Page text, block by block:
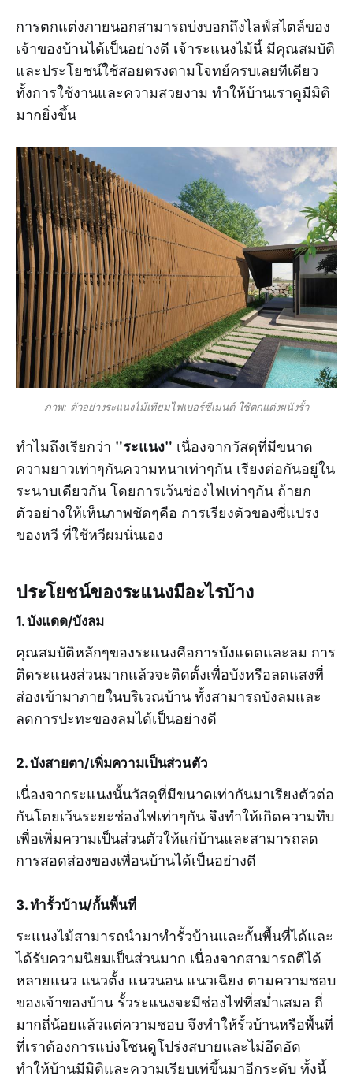
การตกแต่งภายนอกสามารถบ่งบอกถึงไลฟ์สไตล์ของ
เจ้าของบ้านได้เป็นอย่างดี เจ้าระแนงไม้นี้ มีคุณสมบัติ
และประโยชน์ใช้สอยตรงตามโจทย์ครบเลยทีเดียว
ทั้งการใช้งานและความสวยงาม ทำให้บ้านเราดูมีมิติ
มากยิ่งขึ้น
ภาพ: ตัวอย่างระแนงไม้เทียมไฟเบอร์ซีเมนต์ ใช้ตกแต่งผนังรั้ว
ทำไมถึงเรียกว่า "ระแนง" เนื่องจากวัสดุที่มีขนาด
ความยาวเท่าๆกันความหนาเท่าๆกัน เรียงต่อกันอยู่ใน
ระนาบเดียวกัน โดยการเว้นช่องไฟเท่าๆกัน ถ้ายก
ตัวอย่างให้เห็นภาพชัดๆคือ การเรียงตัวของซี่แปรง
ของหวี ที่ใช้หวีผมนั่นเอง
ประโยชน์ของระแนงมีอะไรบ้าง
1. บังแดด/บังลม
คุณสมบัติหลักๆของระแนงคือการบังแดดและลม การ
ติดระแนงส่วนมากแล้วจะติดตั้งเพื่อบังหรือลดแสงที่
ส่องเข้ามาภายในบริเวณบ้าน ทั้งสามารถบังลมและ
ลดการปะทะของลมได้เป็นอย่างดี
2. บังสายตา/เพิ่มความเป็นส่วนตัว
เนื่องจากระแนงนั้นวัสดุที่มีขนาดเท่ากันมาเรียงตัวต่อ
กันโดยเว้นระยะช่องไฟเท่าๆกัน จึงทำให้เกิดความทึบ
เพื่อเพิ่มความเป็นส่วนตัวให้แก่บ้านและสามารถลด
การสอดส่องของเพื่อนบ้านได้เป็นอย่างดี
3. ทำรั้วบ้าน/กั้นพื้นที่
ระแนงไม้สามารถนำมาทำรั้วบ้านและกั้นพื้นที่ได้และ
ได้รับความนิยมเป็นส่วนมาก เนื่องจากสามารถตีได้
หลายแนว แนวตั้ง แนวนอน แนวเฉียง ตามความชอบ
ของเจ้าของบ้าน รั้วระแนงจะมีช่องไฟที่สม่ำเสมอ ถี่
มากถี่น้อยแล้วแต่ความชอบ จึงทำให้รั้วบ้านหรือพื้นที่
ที่เราต้องการแบ่งโซนดูโปร่งสบายและไม่อึดอัด
ทำให้บ้านมีมิติและความเรียบเท่ขึ้นมาอีกระดับ ทั้งนี้